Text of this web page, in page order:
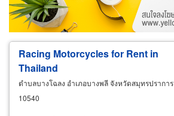
ขายส่ง ขายปลีก ผู้ผลิต
ผู้ส่งออก/นำเข้า
ธุรกิจบริการ
Racing Motorcycles for Rent in
Thailand
ตำบลบางโฉลง อำเภอบางพลี จังหวัดสมุทรปราการ
10540